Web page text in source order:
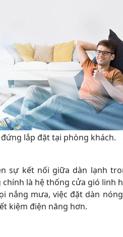
lắp đặt tại phòng khách.
sự kết nối giữa dàn lạnh
là hệ thống cửa gió linh
nắng mưa, việc đặt dàn
kiệm điện năng hơn.